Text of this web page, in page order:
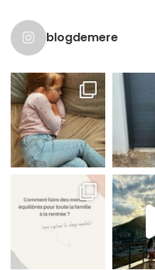
blogdemere